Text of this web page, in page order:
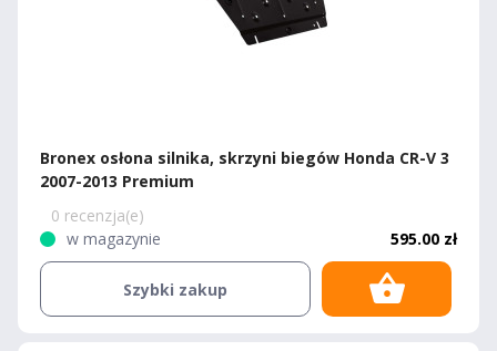
Bronex osłona silnika, skrzyni biegów Honda CR-V 3
2007-2013 Premium
0 recenzja(e)
w magazynie
595.00 zł
Szybki zakup